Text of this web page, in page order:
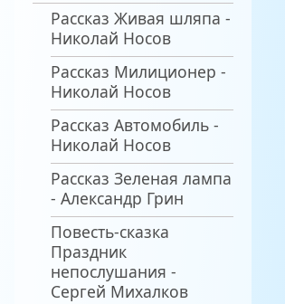
Рассказ Живая шляпа -
Николай Носов
Рассказ Милиционер -
Николай Носов
Рассказ Автомобиль -
Николай Носов
Рассказ Зеленая лампа
- Александр Грин
Повесть-сказка
Праздник
непослушания -
Сергей Михалков